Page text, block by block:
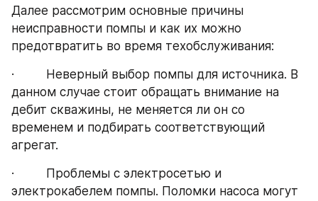
Далее рассмотрим основные причины
неисправности помпы и как их можно
предотвратить во время техобслуживания:
·         Неверный выбор помпы для источника. В
данном случае стоит обращать внимание на
дебит скважины, не меняется ли он со
временем и подбирать соответствующий
агрегат.
·         Проблемы с электросетью и
электрокабелем помпы. Поломки насоса могут